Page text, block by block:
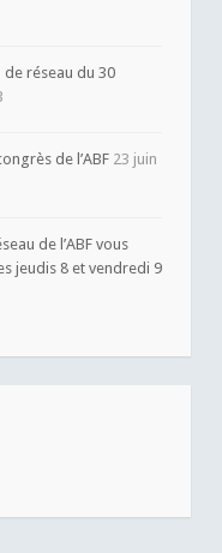
réseau du 30
de l’ABF 23 juin
de l’ABF vous
jeudis 8 et vendredi 9